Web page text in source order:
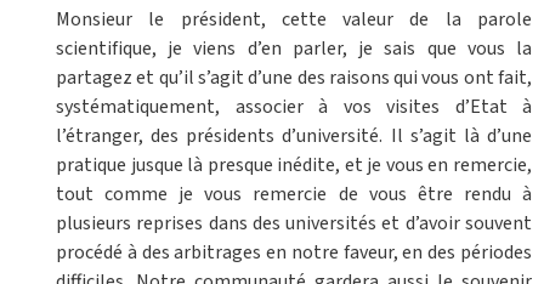
Monsieur le président, cette valeur de la parole
scientifique, je viens d’en parler, je sais que vous la
partagez et qu’il s’agit d’une des raisons qui vous ont fait,
systématiquement, associer à vos visites d’Etat à
l’étranger, des présidents d’université. Il s’agit là d’une
pratique jusque là presque inédite, et je vous en remercie,
tout comme je vous remercie de vous être rendu à
plusieurs reprises dans des universités et d’avoir souvent
procédé à des arbitrages en notre faveur, en des périodes